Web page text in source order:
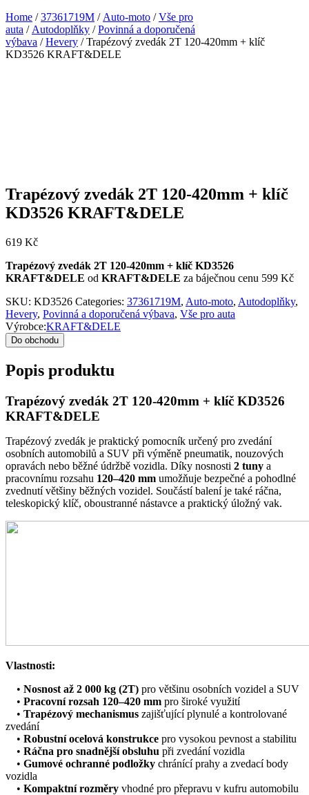
Home /37361719M / Auto-moto /Vše pro
auta / Autodoplňky /Povinná a doporučená
výbava /Hevery / Trapézový zvedák 2T 120-420mm + klíč
KD3526 KRAFT&DELE
Trapézový zvedák 2T 120-420mm + klíč
KD3526 KRAFT&DELE
619 Kč
Trapézový zvedák 2T 120-420mm + klíč KD3526
KRAFT&DELE od KRAFT&DELE za báječnou cenu 599 Kč
SKU: KD3526 Categories: 37361719M, Auto-moto, Autodoplňky,
Hevery, Povinná a doporučená výbava, Vše pro auta
Výrobce:KRAFT&DELE
Do obchodu
Popis produktu
Trapézový zvedák 2T 120-420mm + klíč KD3526
KRAFT&DELE
Trapézový zvedák je praktický pomocník určený pro zvedání
osobních automobilů a SUV při výměně pneumatik, nouzových
opravách nebo běžné údržbě vozidla. Díky nosnosti 2 tuny a
pracovnímu rozsahu 120–420 mm umožňuje bezpečné a pohodlné
zvednutí většiny běžných vozidel. Součástí balení je také ráčna,
teleskopický klíč, oboustranné nástavce a praktický úložný vak.
Vlastnosti:
• Nosnost až 2 000 kg (2T) pro většinu osobních vozidel a SUV
• Pracovní rozsah 120–420 mm pro široké využití
• Trapézový mechanismus zajišťující plynulé a kontrolované
zvedání
• Robustní ocelová konstrukce pro vysokou pevnost a stabilitu
• Ráčna pro snadnější obsluhu při zvedání vozidla
• Gumové ochranné podložky chránící prahy a zvedací body
vozidla
• Kompaktní rozměry vhodné pro přepravu v kufru automobilu